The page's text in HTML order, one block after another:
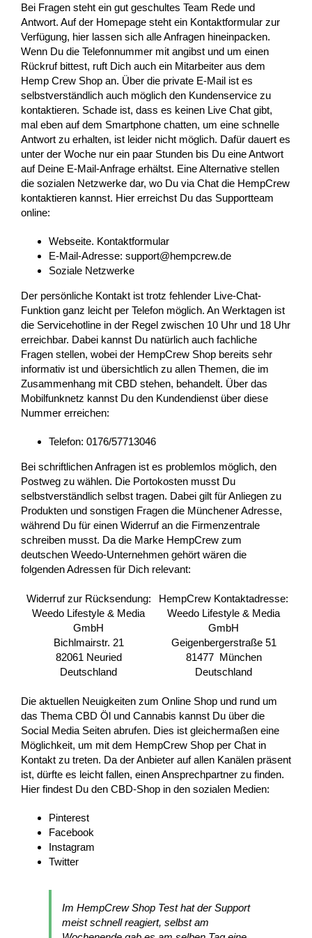
Bei Fragen steht ein gut geschultes Team Rede und
Antwort. Auf der Homepage steht ein Kontaktformular zur
Verfügung, hier lassen sich alle Anfragen hineinpacken.
Wenn Du die Telefonnummer mit angibst und um einen
Rückruf bittest, ruft Dich auch ein Mitarbeiter aus dem
Hemp Crew Shop an. Über die private E-Mail ist es
selbstverständlich auch möglich den Kundenservice zu
kontaktieren. Schade ist, dass es keinen Live Chat gibt,
mal eben auf dem Smartphone chatten, um eine schnelle
Antwort zu erhalten, ist leider nicht möglich. Dafür dauert es
unter der Woche nur ein paar Stunden bis Du eine Antwort
auf Deine E-Mail-Anfrage erhältst. Eine Alternative stellen
die sozialen Netzwerke dar, wo Du via Chat die HempCrew
kontaktieren kannst. Hier erreichst Du das Supportteam
online:
Webseite. Kontaktformular
E-Mail-Adresse: support@hempcrew.de
Soziale Netzwerke
Der persönliche Kontakt ist trotz fehlender Live-Chat-
Funktion ganz leicht per Telefon möglich. An Werktagen ist
die Servicehotline in der Regel zwischen 10 Uhr und 18 Uhr
erreichbar. Dabei kannst Du natürlich auch fachliche
Fragen stellen, wobei der HempCrew Shop bereits sehr
informativ ist und übersichtlich zu allen Themen, die im
Zusammenhang mit CBD stehen, behandelt. Über das
Mobilfunknetz kannst Du den Kundendienst über diese
Nummer erreichen:
Telefon: 0176/57713046
Bei schriftlichen Anfragen ist es problemlos möglich, den
Postweg zu wählen. Die Portokosten musst Du
selbstverständlich selbst tragen. Dabei gilt für Anliegen zu
Produkten und sonstigen Fragen die Münchener Adresse,
während Du für einen Widerruf an die Firmenzentrale
schreiben musst. Da die Marke HempCrew zum
deutschen Weedo-Unternehmen gehört wären die
folgenden Adressen für Dich relevant:
Widerruf zur Rücksendung:
Weedo Lifestyle & Media
GmbH
Bichlmairstr. 21
82061 Neuried
Deutschland
HempCrew Kontaktadresse:
Weedo Lifestyle & Media
GmbH
Geigenbergerstraße 51
81477 München
Deutschland
Die aktuellen Neuigkeiten zum Online Shop und rund um
das Thema CBD Öl und Cannabis kannst Du über die
Social Media Seiten abrufen. Dies ist gleichermaßen eine
Möglichkeit, um mit dem HempCrew Shop per Chat in
Kontakt zu treten. Da der Anbieter auf allen Kanälen präsent
ist, dürfte es leicht fallen, einen Ansprechpartner zu finden.
Hier findest Du den CBD-Shop in den sozialen Medien:
Pinterest
Facebook
Instagram
Twitter
Im HempCrew Shop Test hat der Support
meist schnell reagiert, selbst am